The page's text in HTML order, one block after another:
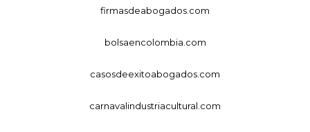
firmasdeabogados.com
bolsaencolombia.com
casosdeexitoabogados.com
carnavalindustriacultural.com